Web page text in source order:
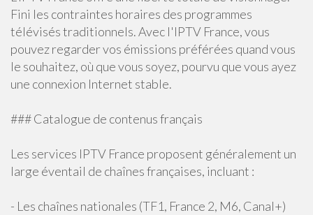
Fini les contraintes horaires des programmes
télévisés traditionnels. Avec l'IPTV France, vous
pouvez regarder vos émissions préférées quand vous
le souhaitez, où que vous soyez, pourvu que vous ayez
une connexion Internet stable.
### Catalogue de contenus français
Les services IPTV France proposent généralement un
large éventail de chaînes françaises, incluant :
- Les chaînes nationales (TF1, France 2, M6, Canal+)